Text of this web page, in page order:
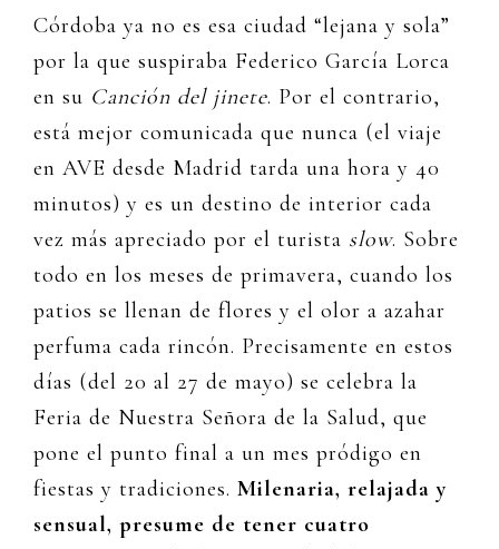
Córdoba ya no es esa ciudad “lejana y sola”
por la que suspiraba Federico García Lorca
en su Canción del jinete. Por el contrario,
está mejor comunicada que nunca (el viaje
en AVE desde Madrid tarda una hora y 40
minutos) y es un destino de interior cada
vez más apreciado por el turista slow. Sobre
todo en los meses de primavera, cuando los
patios se llenan de flores y el olor a azahar
perfuma cada rincón. Precisamente en estos
días (del 20 al 27 de mayo) se celebra la
Feria de Nuestra Señora de la Salud, que
pone el punto final a un mes pródigo en
fiestas y tradiciones. Milenaria, relajada y
sensual, presume de tener cuatro